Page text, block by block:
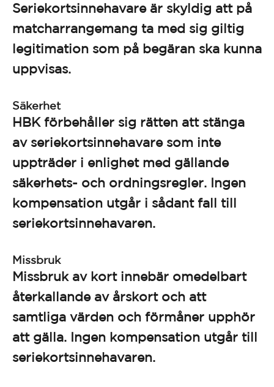
Seriekortsinnehavare är skyldig att på
matcharrangemang ta med sig giltig
legitimation som på begäran ska kunna
uppvisas.
Säkerhet
HBK förbehåller sig rätten att stänga
av seriekortsinnehavare som inte
uppträder i enlighet med gällande
säkerhets- och ordningsregler. Ingen
kompensation utgår i sådant fall till
seriekortsinnehavaren.
Missbruk
Missbruk av kort innebär omedelbart
återkallande av årskort och att
samtliga värden och förmåner upphör
att gälla. Ingen kompensation utgår till
seriekortsinnehavaren.